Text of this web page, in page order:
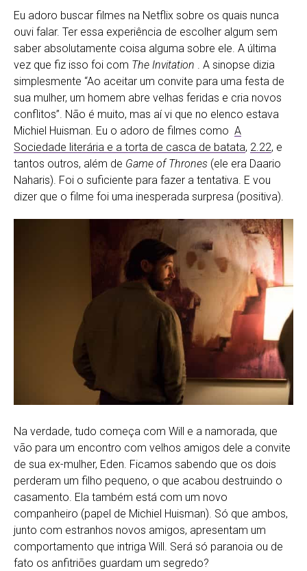
Eu adoro buscar filmes na Netflix sobre os quais nunca
ouvi falar. Ter essa experiência de escolher algum sem
saber absolutamente coisa alguma sobre ele. A última
vez que fiz isso foi com The Invitation . A sinopse dizia
simplesmente “Ao aceitar um convite para uma festa de
sua mulher, um homem abre velhas feridas e cria novos
conflitos”. Não é muito, mas aí vi que no elenco estava
Michiel Huisman. Eu o adoro de filmes como A
Sociedade literária e a torta de casca de batata, 2.22, e
tantos outros, além de Game of Thrones (ele era Daario
Naharis). Foi o suficiente para fazer a tentativa. E vou
dizer que o filme foi uma inesperada surpresa (positiva).
Na verdade, tudo começa com Will e a namorada, que
vão para um encontro com velhos amigos dele a convite
de sua ex-mulher, Eden. Ficamos sabendo que os dois
perderam um filho pequeno, o que acabou destruindo o
casamento. Ela também está com um novo
companheiro (papel de Michiel Huisman). Só que ambos,
junto com estranhos novos amigos, apresentam um
comportamento que intriga Will. Será só paranoia ou de
fato os anfitriões guardam um segredo?